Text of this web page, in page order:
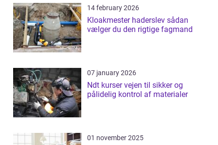
14 february 2026
Kloakmester haderslev sådan
vælger du den rigtige fagmand
07 january 2026
Ndt kurser vejen til sikker og
pålidelig kontrol af materialer
01 november 2025